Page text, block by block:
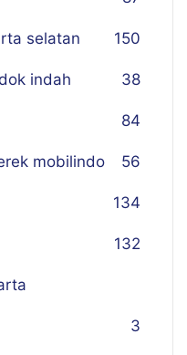
selatan 150
indah 38
84
mobilindo 56
134
132
3